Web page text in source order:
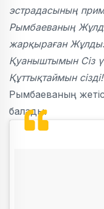
эстрадасының
Рымбаеваның
жарқыраған
Қуаныштымын Сіз
Құттықтаймын
Рымбаеваның
балады.